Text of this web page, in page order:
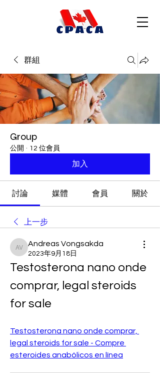
群組
Group
公開 · 12 位會員
加入
討論 媒體 會員 關於
上一步
Andreas Vongsakda
Andreas Vongsakda
2023年9月18日
Testosterona nano onde
comprar, legal steroids
for sale
Testosterona nano onde comprar,
legal steroids for sale - Compre
esteroides anabólicos en línea